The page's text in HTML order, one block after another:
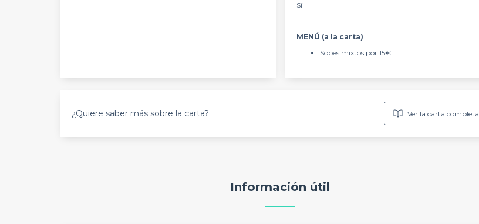
Sí
MENÚ (a la carta)
Sopes mixtos por 15€
¿Quiere saber más sobre la carta? Ver la carta completa
Información útil